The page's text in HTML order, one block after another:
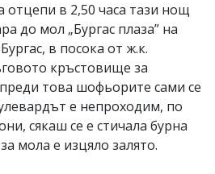
отцепи в 2,50 часа тази нощ
до мол „Бургас плаза” на
в посока от ж.к.
кръстовище за
това шофьорите сами се
е непроходим, по
сякаш се е стичала бурна
мола е изцяло залято.